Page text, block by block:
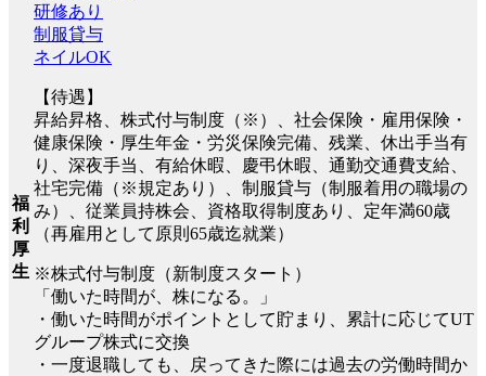
福
利
厚
生
研修あり
制服貸与
ネイルOK
【待遇】
昇給昇格、株式付与制度（※）、社会保険・雇用保険・
健康保険・厚生年金・労災保険完備、残業、休出手当有
り、深夜手当、有給休暇、慶弔休暇、通勤交通費支給、
社宅完備（※規定あり）、制服貸与（制服着用の職場の
み）、従業員持株会、資格取得制度あり、定年満60歳
（再雇用として原則65歳迄就業）
※株式付与制度（新制度スタート）
「働いた時間が、株になる。」
・働いた時間がポイントとして貯まり、累計に応じてUT
グループ株式に交換
・一度退職しても、戻ってきた際には過去の労働時間か